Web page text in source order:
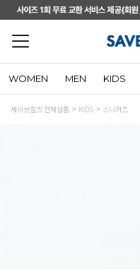
WOMEN MEN KIDS
세이브힐즈 전체상품 KIDS 스니커즈